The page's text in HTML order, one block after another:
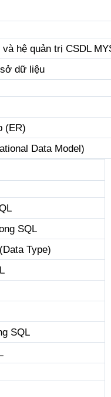
hệ quản trị CSDL
dữ liệu
(ER)
Data Model)
SQL
Type)
SQL